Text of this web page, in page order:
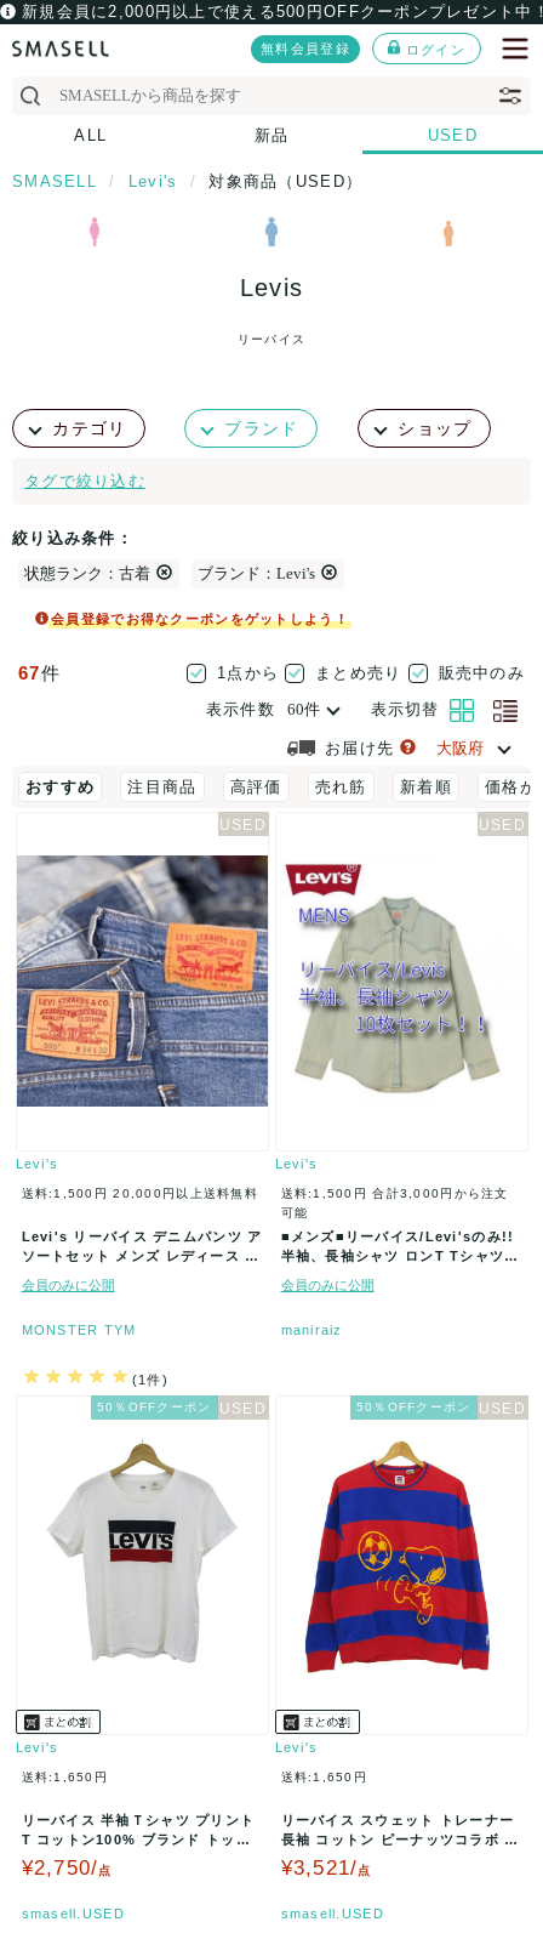
新規会員に2,000円以上で使える500円OFFクーポンプレゼント中
無料会員登録 ログイン
ALL 新品 USED
SMASELL Levi's 対象商品（USED）
Levis
リーバイス
カテゴリ ブランド ショップ
タグで絞り込む
絞り込み条件：
状態ランク：古着 ブランド：Levi's
会員登録でお得なクーポンをゲットしよう！
67件 1点から まとめ売り
販売中のみ
表示件数
表示切替
お届け先
おすすめ 注目商品 高評価 売れ筋 新着順 価格が
Levi's
送料:1,500円 20,000円以上送料無料
Levi's リーバイス デニムパンツ ア
ソートセット メンズ レディース ま
会員のみに公開
MONSTER TYM
(1件)
Levi's
送料:1,500円 合計3,000円から注文
可能
■メンズ■リーバイス/Levi'sのみ!!
半袖、長袖シャツ ロンT Tシャツ
会員のみに公開
maniraiz
50％OFFクーポン
Levi's
送料:1,650円
リーバイス 半袖Ｔシャツ プリント
T コットン100% ブランド トップ
ス 白 メンズ Mサイズ ホ…
¥2,750/点
smasell.USED
50％OFFクーポン
Levi's
送料:1,650円
リーバイス スウェット トレーナー
長袖 コットン ピーナッツコラボ ブ
ランド トップス 赤 メンズ…
¥3,521/点
smasell.USED